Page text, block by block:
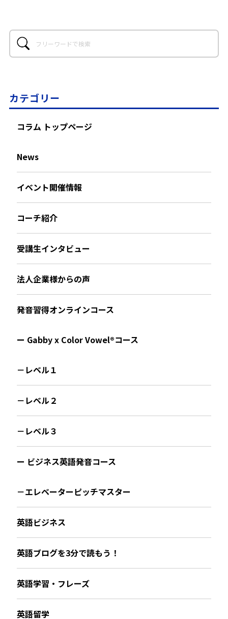
カテゴリー
コラム トップページ
News
イベント開催情報
コーチ紹介
受講生インタビュー
法人企業様からの声
発音習得オンラインコース
ー Gabby x Color Vowel®︎コース
－レベル１
－レベル２
－レベル３
ー ビジネス英語発音コース
－エレベーターピッチマスター
英語ビジネス
英語ブログを3分で読もう！
英語学習・フレーズ
英語留学